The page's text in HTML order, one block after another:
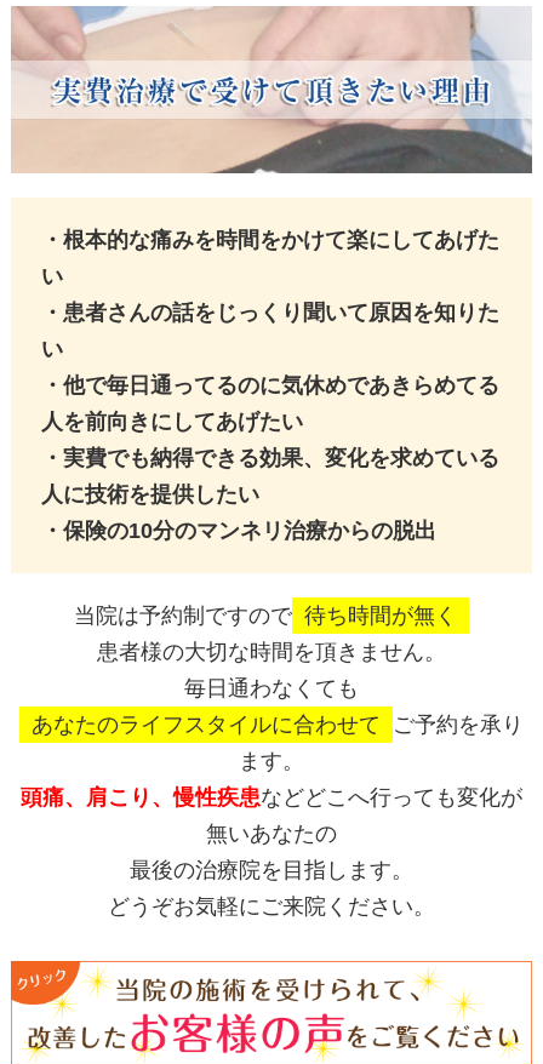
・根本的な痛みを時間をかけて楽にしてあげた
い
・患者さんの話をじっくり聞いて原因を知りた
い
・他で毎日通ってるのに気休めであきらめてる
人を前向きにしてあげたい
・実費でも納得できる効果、変化を求めている
人に技術を提供したい
・保険の10分のマンネリ治療からの脱出
当院は予約制ですので 待ち時間が無く
患者様の大切な時間を頂きません。
毎日通わなくても
あなたのライフスタイルに合わせて
ご予約を承り
ます。
頭痛、肩こり、慢性疾患などどこへ行っても変化が
無いあなたの
最後の治療院を目指します。
どうぞお気軽にご来院ください。